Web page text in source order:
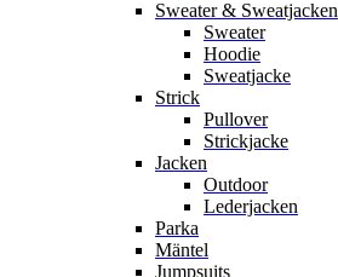
Sweater & Sweatjacken
Sweater
Hoodie
Sweatjacke
Strick
Pullover
Strickjacke
Jacken
Outdoor
Lederjacken
Parka
Mäntel
Jumpsuits